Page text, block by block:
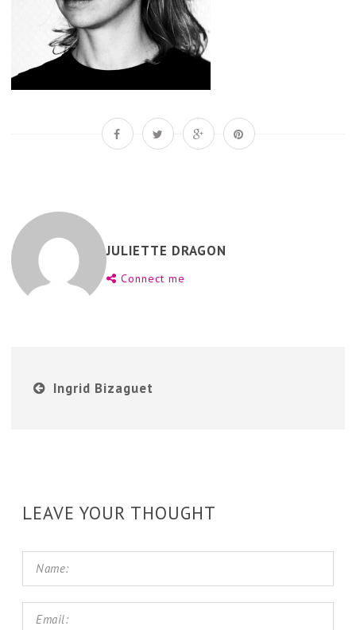
JULIETTE DRAGON
Connect me
Ingrid Bizaguet
LEAVE YOUR THOUGHT